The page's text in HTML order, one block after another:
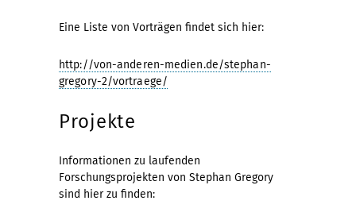
Eine Liste von Vorträgen findet sich hier:
http://von-anderen-medien.de/stephan-
gregory-2/vortraege/
Projekte
Informationen zu laufenden
Forschungsprojekten von Stephan Gregory
sind hier zu finden: